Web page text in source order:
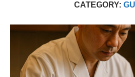
CATEGORY: